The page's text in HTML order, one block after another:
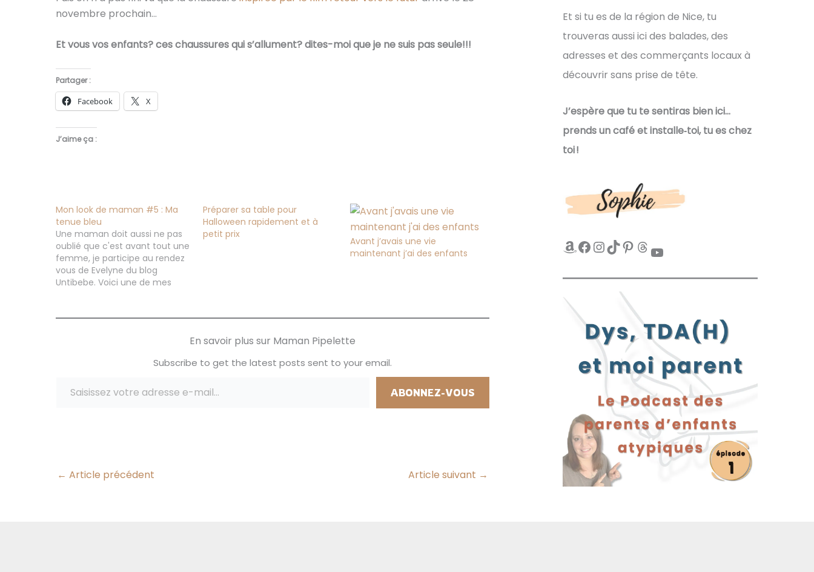
novembre prochain…
Et vous vos enfants? ces chaussures qui s’allument? dites-moi que je ne suis pas seule!!!
Partager :
Facebook X
J’aime ça :
Mon look de maman #5 : Ma
tenue bleu
Une maman doit aussi ne pas
oublié que c'est avant tout une
femme, je participe au rendez
vous de Evelyne du blog
Untibebe. Voici une de mes
bleu vous comprendrez
Préparer sa table pour
Halloween rapidement et à
petit prix
Avant j’avais une vie
maintenant j’ai des enfants
En savoir plus sur Maman Pipelette
Subscribe to get the latest posts sent to your email.
ABONNEZ-VOUS
← Article précédent Article suivant →
Et si tu es de la région de Nice, tu
trouveras aussi ici des balades, des
adresses et des commerçants locaux à
découvrir sans prise de tête.
J’espère que tu te sentiras bien ici…
prends un café et installe‑toi, tu es chez
toi !
Amazon Facebook InstagramTikTok Pinterest Threads YouTube